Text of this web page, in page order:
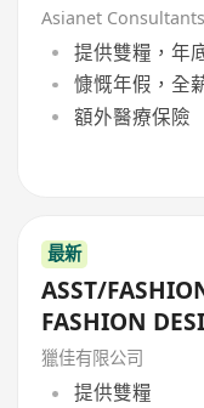
Asianet Consultants
提供雙糧，年
慷慨年假，全
額外醫療保險
最新
ASST/
FASHION
DESIGNER/
DESIGNER/
獵佳有限公司
提供雙糧